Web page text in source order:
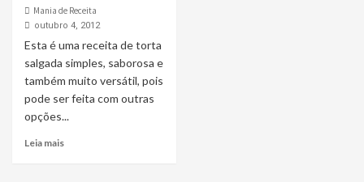
Mania de Receita
outubro 4, 2012
Esta é uma receita de torta
salgada simples, saborosa e
também muito versátil, pois
pode ser feita com outras
opções...
Leia mais